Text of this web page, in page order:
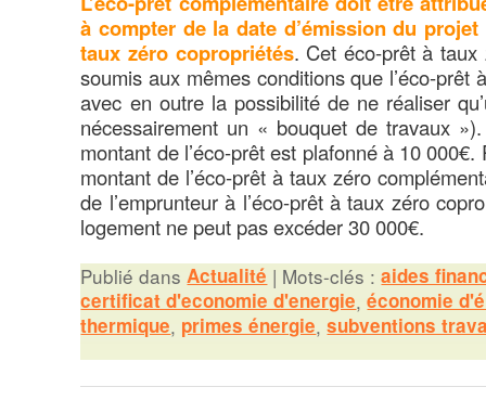
à compter de la date d’émission du
taux zéro copropriétés. Cet éco-prêt à taux
soumis aux mêmes conditions que l’éco-prêt
avec en outre la possibilité de ne réaliser
nécessairement un « bouquet de travaux
montant de l’éco-prêt est plafonné à 10
montant de l’éco-prêt à taux zéro
de l’emprunteur à l’éco-prêt à taux zéro
logement ne peut pas excéder 30 000€.
Publié dans Actualité | Mots-clés : aides
certificat d'economie d'energie,économie
thermique, primes énergie,subventions